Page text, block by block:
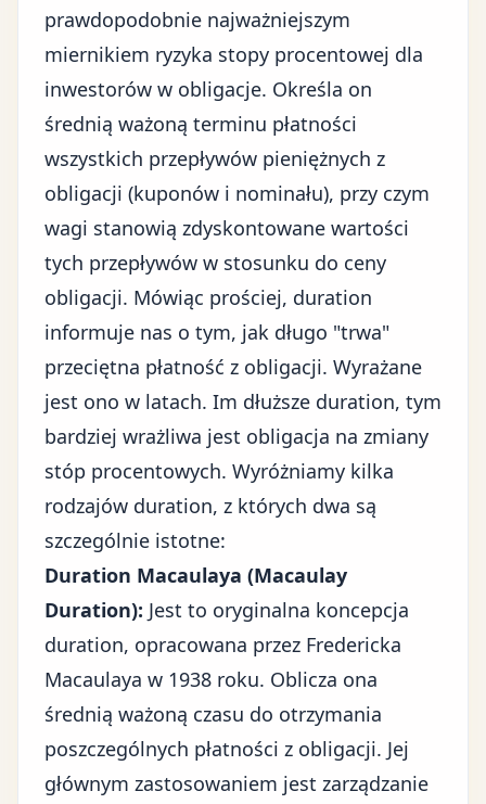
prawdopodobnie najważniejszym
miernikiem ryzyka stopy procentowej dla
inwestorów w obligacje. Określa on
średnią ważoną terminu płatności
wszystkich przepływów pieniężnych z
obligacji (kuponów i nominału), przy czym
wagi stanowią zdyskontowane wartości
tych przepływów w stosunku do ceny
obligacji. Mówiąc prościej, duration
informuje nas o tym, jak długo "trwa"
przeciętna płatność z obligacji. Wyrażane
jest ono w latach. Im dłuższe duration, tym
bardziej wrażliwa jest obligacja na zmiany
stóp procentowych. Wyróżniamy kilka
rodzajów duration, z których dwa są
szczególnie istotne:
Duration Macaulaya (Macaulay
Duration): Jest to oryginalna koncepcja
duration, opracowana przez Fredericka
Macaulaya w 1938 roku. Oblicza ona
średnią ważoną czasu do otrzymania
poszczególnych płatności z obligacji. Jej
głównym zastosowaniem jest zarządzanie